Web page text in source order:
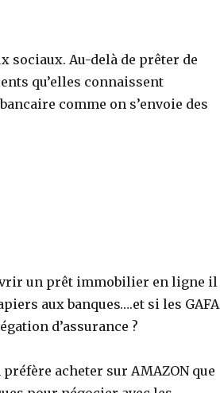
sociaux. Au-delà de prêter de
qu’elles connaissent
comme on s’envoie des
un prêt immobilier en ligne il
aux banques….et si les GAFA
d’assurance ?
acheter sur AMAZON que